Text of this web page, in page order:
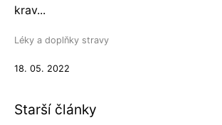
krav...
Léky a doplňky stravy
18. 05. 2022
Starší články